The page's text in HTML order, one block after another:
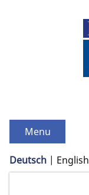
Menu
Deutsch English